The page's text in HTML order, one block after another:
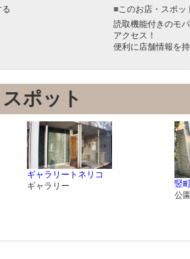
る ■ このお店・スポ
読取機能付きのモ
アクセス！
便利に店舗情報を
ポット
ギャラリートネリコ
ギャラリー
竪
公